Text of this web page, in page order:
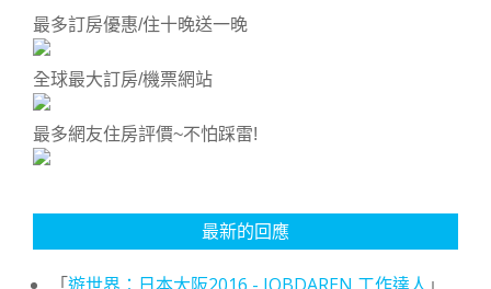
最多訂房優惠/住十晚送一晚
全球最大訂房/機票網站
最多網友住房評價~不怕踩雷!
最新的回應